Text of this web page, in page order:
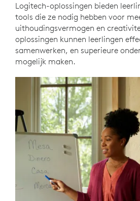
Logitech-oplossingen bieden
tools die ze nodig hebben voor
uithoudingsvermogen en
oplossingen kunnen leerlingen
samenwerken, en superieure
mogelijk maken.